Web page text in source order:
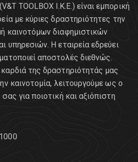
TOOLBOX Ι.Κ.Ε.) είναι εμπορική
με κύριες δραστηριότητες την
καινοτόμων διαφημιστικών
υπηρεσιών. Η εταιρεία εδρεύει
αποστολές διεθνώς.
της δραστηριότητάς μας
καινοτομία, λειτουργούμε ως ο
για ποιοτική και αξιόπιστη